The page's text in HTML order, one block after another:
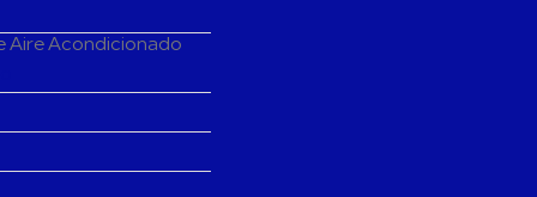
Aire Acondicionado